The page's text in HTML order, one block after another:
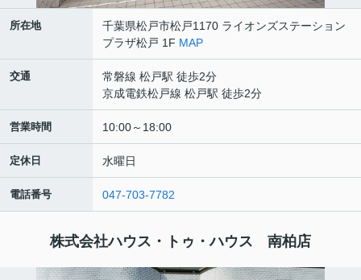
所在地
千葉県松戸市松戸1170 ライオンズステーション
プラザ松戸 1F MAP
交通
常磐線 松戸駅 徒歩2分
京成電鉄松戸線 松戸駅 徒歩2分
営業時間 10:00～18:00
定休日 水曜日
電話番号 047-703-7782
株式会社ハウス・トゥ・ハウス 南柏店